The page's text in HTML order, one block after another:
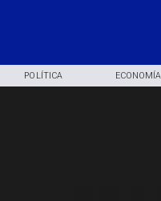
POLÍTICA ECONOMÍA